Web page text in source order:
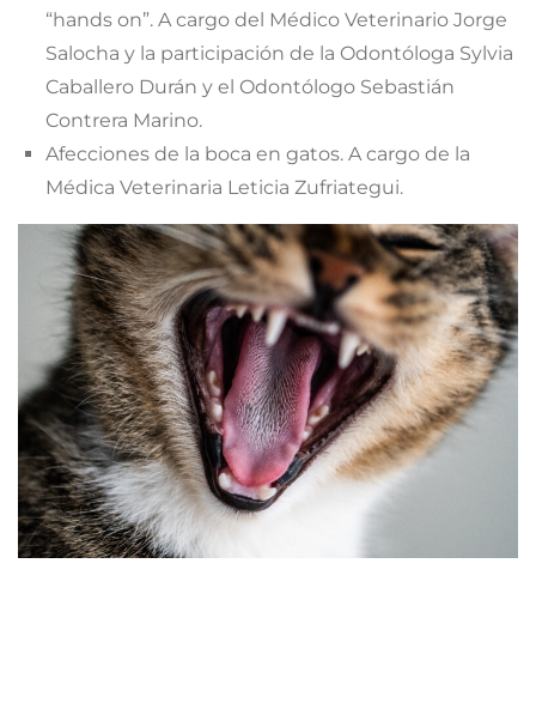
“hands on”. A cargo del Médico Veterinario Jorge
Salocha y la participación de la Odontóloga Sylvia
Caballero Durán y el Odontólogo Sebastián
Contrera Marino.
Afecciones de la boca en gatos. A cargo de la
Médica Veterinaria Leticia Zufriategui.